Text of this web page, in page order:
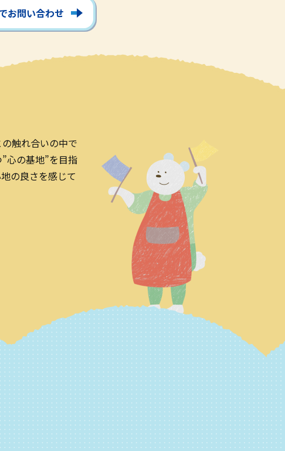
お問い合わせ
触れ合いの中で
心の基地”を目指
の良さを感じて